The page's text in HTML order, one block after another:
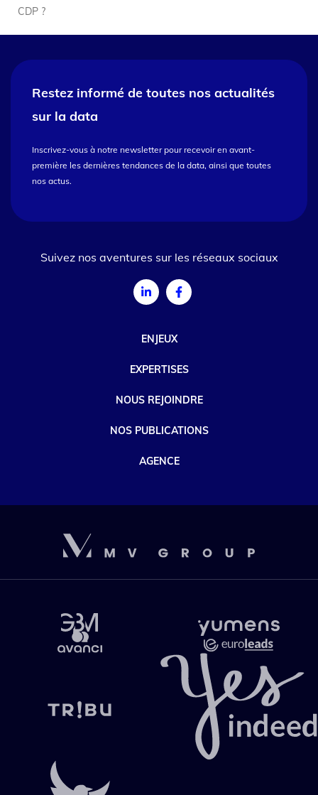
CDP ?
ENJEUX
EXPERTISES
NOUS REJOINDRE
NOS PUBLICATIONS
AGENCE
Restez informé de toutes nos actualités
sur la data
Inscrivez-vous à notre newsletter pour recevoir en avant-
première les dernières tendances de la data, ainsi que toutes
nos actus.
Suivez nos aventures sur les réseaux sociaux